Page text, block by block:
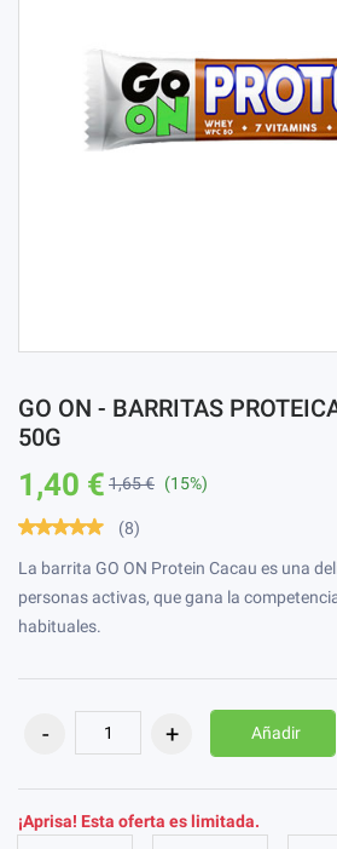
GO ON - BARRITAS
50G
1,40 € 1,65 € (15%)
(8)
La barrita GO ON Protein Cacau es una
personas activas, que gana la
habituales.
Añadir
¡Aprisa! Esta oferta es limitada.